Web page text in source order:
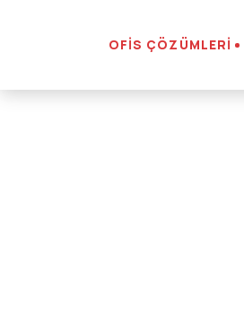
OFİS ÇÖZÜMLERİ